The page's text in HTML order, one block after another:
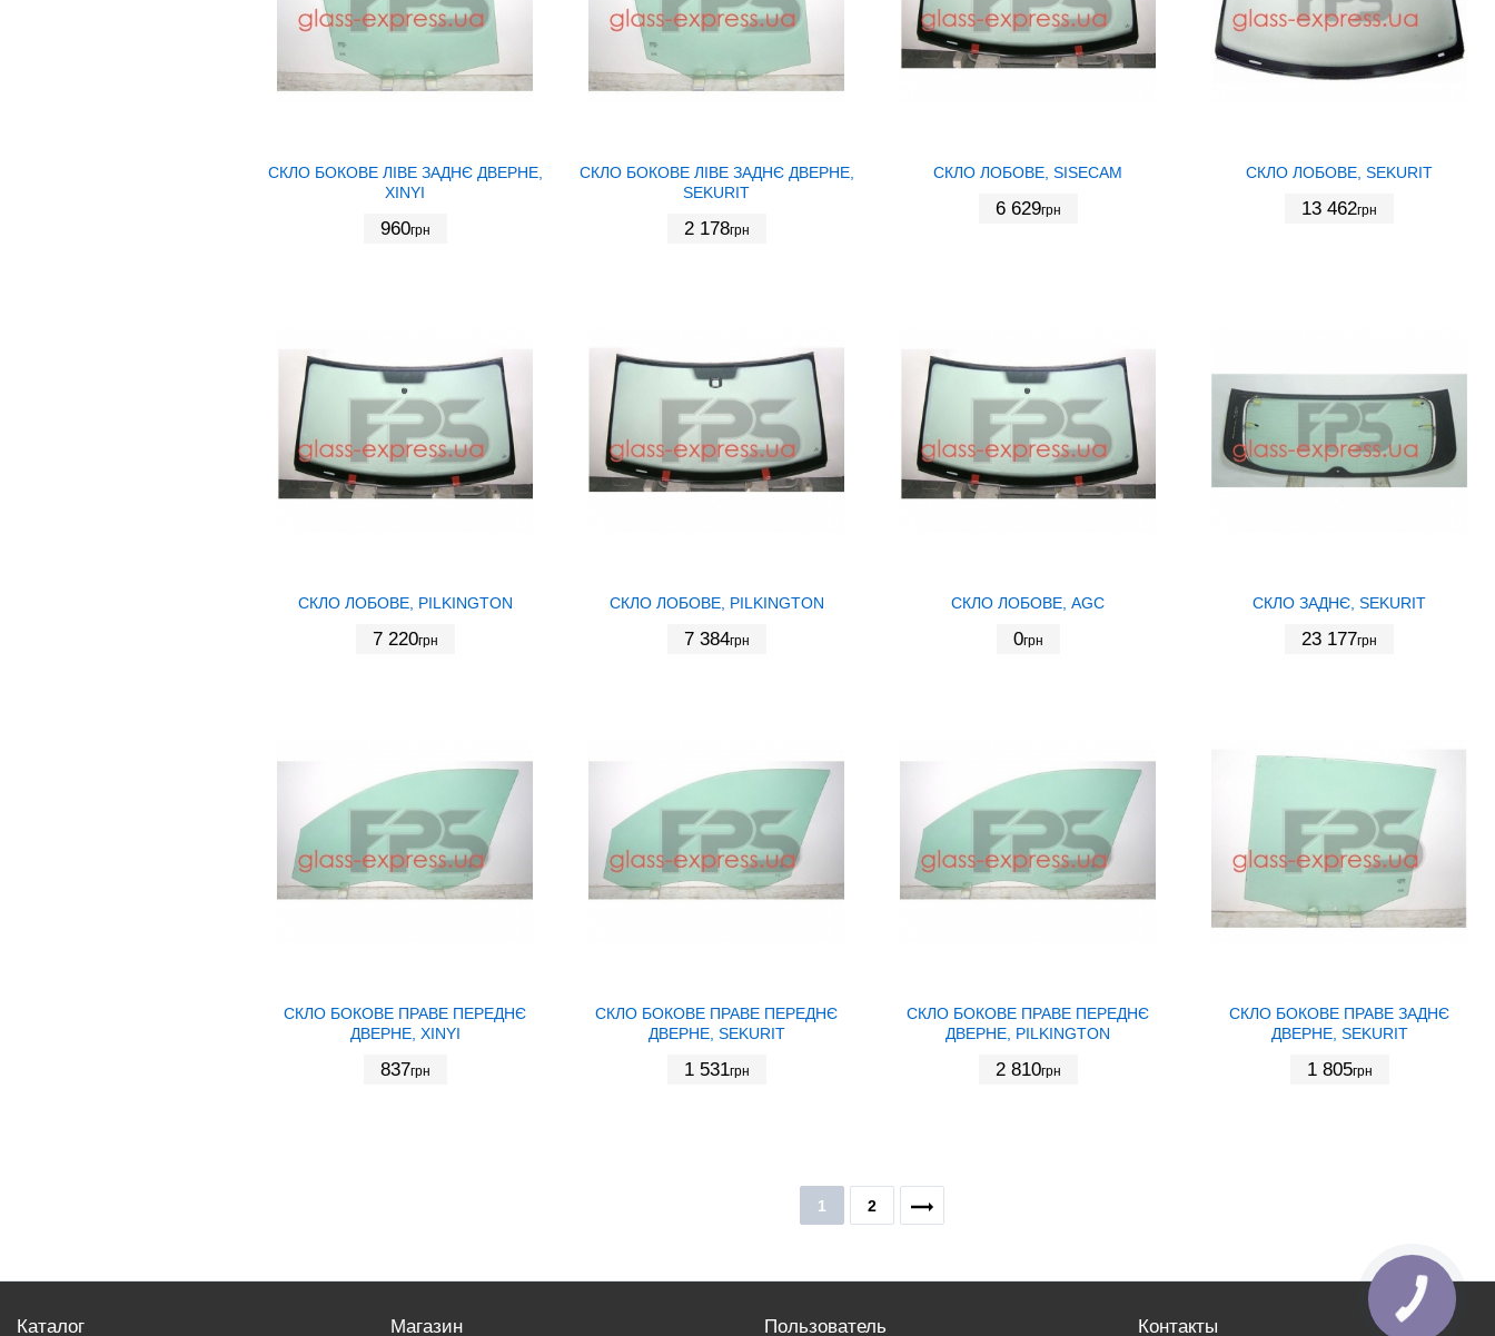
СКЛО БОКОВЕ ЛІВЕ ЗАДНЄ ДВЕРНЕ,
XINYI
960грн
СКЛО БОКОВЕ ЛІВЕ ЗАДНЄ ДВЕРНЕ,
SEKURIT
2 178грн
СКЛО ЛОБОВЕ, SISECAM
6 629грн
СКЛО ЛОБОВЕ, SEKURIT
13 462грн
СКЛО ЛОБОВЕ, PILKINGTON
7 220грн
СКЛО ЛОБОВЕ, PILKINGTON
7 384грн
СКЛО ЛОБОВЕ, AGC
0грн
СКЛО ЗАДНЄ, SEKURIT
23 177грн
СКЛО БОКОВЕ ПРАВЕ ПЕРЕДНЄ
ДВЕРНЕ, XINYI
837грн
СКЛО БОКОВЕ ПРАВЕ ПЕРЕДНЄ
ДВЕРНЕ, SEKURIT
1 531грн
СКЛО БОКОВЕ ПРАВЕ ПЕРЕДНЄ
ДВЕРНЕ, PILKINGTON
2 810грн
СКЛО БОКОВЕ ПРАВЕ ЗАДНЄ
ДВЕРНЕ, SEKURIT
1 805грн
1 2
Каталог Магазин Пользователь Контакты